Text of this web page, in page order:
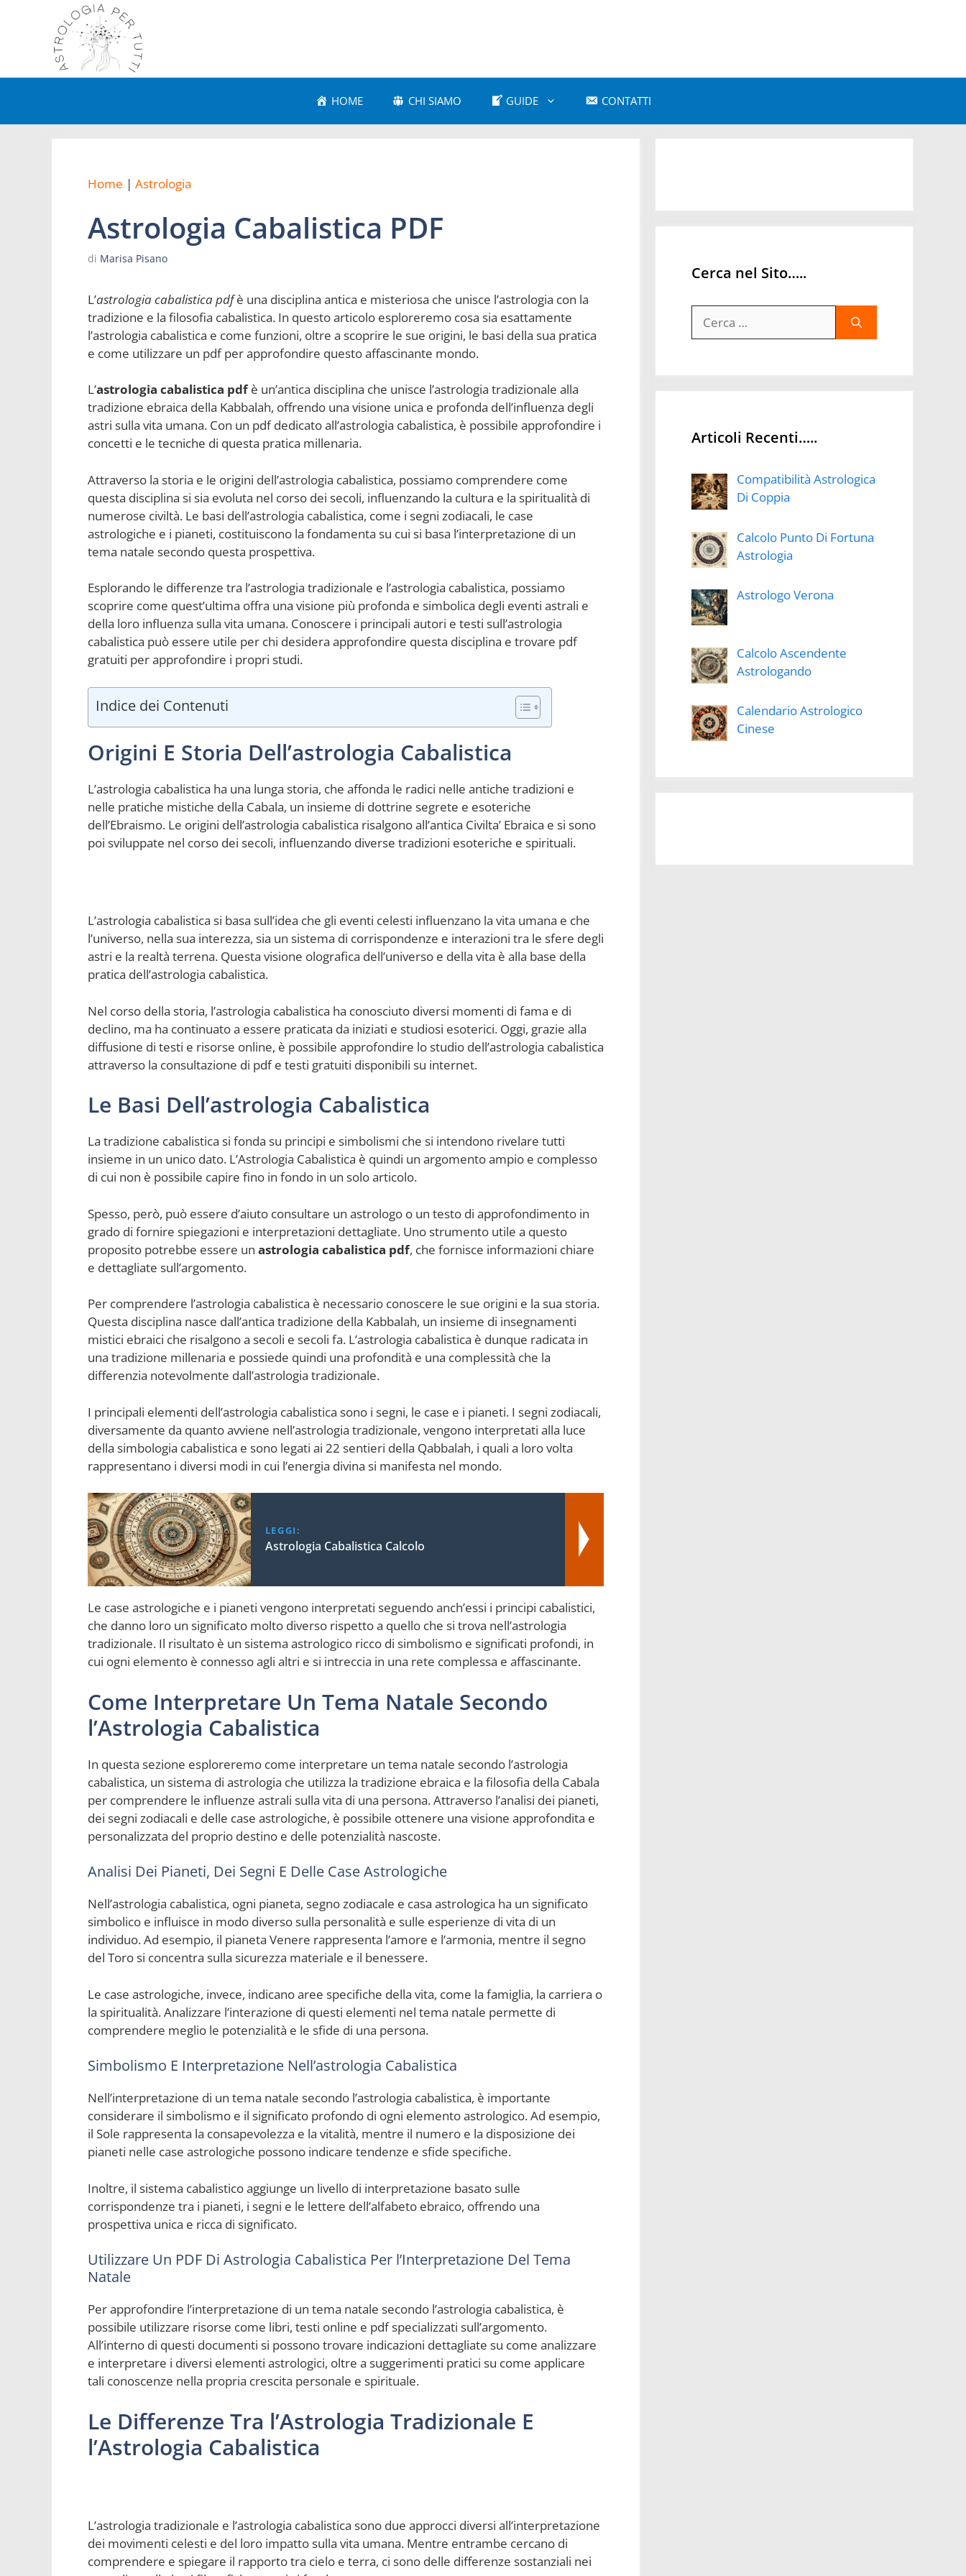
contenuto
HOME CHI SIAMO GUIDE
Astrologia Esoterica
Astrologia Natale Astrologia Psicologica
CONTATTI
Home | Astrologia
Astrologia Cabalistica PDF
di Marisa Pisano
L’astrologia cabalistica pdfè una disciplina antica e misteriosa che unisce l’astrologia con la
tradizione e la filosofia cabalistica. In questo articolo esploreremo cosa sia esattamente
l’astrologia cabalistica e come funzioni, oltre a scoprire le sue origini, le basi della sua pratica
e come utilizzare un pdf per approfondire questo affascinante mondo.
L’astrologia cabalistica pdfè un’antica disciplina che unisce l’astrologia tradizionale alla
tradizione ebraica della Kabbalah, offrendo una visione unica e profonda dell’influenza degli
astri sulla vita umana. Con un pdf dedicato all’astrologia cabalistica, è possibile approfondire i
concetti e le tecniche di questa pratica millenaria.
Attraverso la storia e le origini dell’astrologia cabalistica, possiamo comprendere come
questa disciplina si sia evoluta nel corso dei secoli, influenzando la cultura e la spiritualità di
numerose civiltà. Le basi dell’astrologia cabalistica, come i segni zodiacali, le case
astrologiche e i pianeti, costituiscono la fondamenta su cui si basa l’interpretazione di un
tema natale secondo questa prospettiva.
Esplorando le differenze tra l’astrologia tradizionale e l’astrologia cabalistica, possiamo
scoprire come quest’ultima offra una visione più profonda e simbolica degli eventi astrali e
della loro influenza sulla vita umana. Conoscere i principali autori e testi sull’astrologia
cabalistica può essere utile per chi desidera approfondire questa disciplina e trovare pdf
gratuiti per approfondire i propri studi.
Indice dei Contenuti
Origini E Storia Dell’astrologia Cabalistica
L’astrologia cabalistica ha una lunga storia, che affonda le radici nelle antiche tradizioni e
nelle pratiche mistiche della Cabala, un insieme di dottrine segrete e esoteriche
dell’Ebraismo. Le origini dell’astrologia cabalistica risalgono all’antica Civilta’ Ebraica e si sono
poi sviluppate nel corso dei secoli, influenzando diverse tradizioni esoteriche e spirituali.
L’astrologia cabalistica si basa sull’idea che gli eventi celesti influenzano la vita umana e che
l’universo, nella sua interezza, sia un sistema di corrispondenze e interazioni tra le sfere degli
astri e la realtà terrena. Questa visione olografica dell’universo e della vita è alla base della
pratica dell’astrologia cabalistica.
Nel corso della storia, l’astrologia cabalistica ha conosciuto diversi momenti di fama e di
declino, ma ha continuato a essere praticata da iniziati e studiosi esoterici. Oggi, grazie alla
diffusione di testi e risorse online, è possibile approfondire lo studio dell’astrologia cabalistica
attraverso la consultazione di pdf e testi gratuiti disponibili su internet.
Le Basi Dell’astrologia Cabalistica
La tradizione cabalistica si fonda su principi e simbolismi che si intendono rivelare tutti
insieme in un unico dato. L’Astrologia Cabalistica è quindi un argomento ampio e complesso
di cui non è possibile capire fino in fondo in un solo articolo.
Spesso, però, può essere d’aiuto consultare un astrologo o un testo di approfondimento in
grado di fornire spiegazioni e interpretazioni dettagliate. Uno strumento utile a questo
proposito potrebbe essere un astrologia cabalistica pdf, che fornisce informazioni chiare
e dettagliate sull’argomento.
Per comprendere l’astrologia cabalistica è necessario conoscere le sue origini e la sua storia.
Questa disciplina nasce dall’antica tradizione della Kabbalah, un insieme di insegnamenti
mistici ebraici che risalgono a secoli e secoli fa. L’astrologia cabalistica è dunque radicata in
una tradizione millenaria e possiede quindi una profondità e una complessità che la
differenzia notevolmente dall’astrologia tradizionale.
I principali elementi dell’astrologia cabalistica sono i segni, le case e i pianeti. I segni zodiacali,
diversamente da quanto avviene nell’astrologia tradizionale, vengono interpretati alla luce
della simbologia cabalistica e sono legati ai 22 sentieri della Qabbalah, i quali a loro volta
rappresentano i diversi modi in cui l’energia divina si manifesta nel mondo.
LEGGI:
Astrologia Cabalistica Calcolo
Le case astrologiche e i pianeti vengono interpretati seguendo anch’essi i principi cabalistici,
che danno loro un significato molto diverso rispetto a quello che si trova nell’astrologia
tradizionale. Il risultato è un sistema astrologico ricco di simbolismo e significati profondi, in
cui ogni elemento è connesso agli altri e si intreccia in una rete complessa e affascinante.
Come Interpretare Un Tema Natale Secondo
l’Astrologia Cabalistica
In questa sezione esploreremo come interpretare un tema natale secondo l’astrologia
cabalistica, un sistema di astrologia che utilizza la tradizione ebraica e la filosofia della Cabala
per comprendere le influenze astrali sulla vita di una persona. Attraverso l’analisi dei pianeti,
dei segni zodiacali e delle case astrologiche, è possibile ottenere una visione approfondita e
personalizzata del proprio destino e delle potenzialità nascoste.
Analisi Dei Pianeti, Dei Segni E Delle Case Astrologiche
Nell’astrologia cabalistica, ogni pianeta, segno zodiacale e casa astrologica ha un significato
simbolico e influisce in modo diverso sulla personalità e sulle esperienze di vita di un
individuo. Ad esempio, il pianeta Venere rappresenta l’amore e l’armonia, mentre il segno
del Toro si concentra sulla sicurezza materiale e il benessere.
Le case astrologiche, invece, indicano aree specifiche della vita, come la famiglia, la carriera o
la spiritualità. Analizzare l’interazione di questi elementi nel tema natale permette di
comprendere meglio le potenzialità e le sfide di una persona.
Simbolismo E Interpretazione Nell’astrologia Cabalistica
Nell’interpretazione di un tema natale secondo l’astrologia cabalistica, è importante
considerare il simbolismo e il significato profondo di ogni elemento astrologico. Ad esempio,
il Sole rappresenta la consapevolezza e la vitalità, mentre il numero e la disposizione dei
pianeti nelle case astrologiche possono indicare tendenze e sfide specifiche.
Inoltre, il sistema cabalistico aggiunge un livello di interpretazione basato sulle
corrispondenze tra i pianeti, i segni e le lettere dell’alfabeto ebraico, offrendo una
prospettiva unica e ricca di significato.
Utilizzare Un PDF Di Astrologia Cabalistica Per l’Interpretazione Del Tema
Natale
Per approfondire l’interpretazione di un tema natale secondo l’astrologia cabalistica, è
possibile utilizzare risorse come libri, testi online e pdf specializzati sull’argomento.
All’interno di questi documenti si possono trovare indicazioni dettagliate su come analizzare
e interpretare i diversi elementi astrologici, oltre a suggerimenti pratici su come applicare
tali conoscenze nella propria crescita personale e spirituale.
Le Differenze Tra l’Astrologia Tradizionale E
l’Astrologia Cabalistica
L’astrologia tradizionale e l’astrologia cabalistica sono due approcci diversi all’interpretazione
dei movimenti celesti e del loro impatto sulla vita umana. Mentre entrambe cercano di
comprendere e spiegare il rapporto tra cielo e terra, ci sono delle differenze sostanziali nei
Cerca nel Sito…..
per:
Articoli Recenti…..
Compatibilità Astrologica
Di Coppia
Calcolo Punto Di Fortuna
Astrologia
Astrologo Verona
Calcolo Ascendente
Astrologando
Calendario Astrologico
Cinese